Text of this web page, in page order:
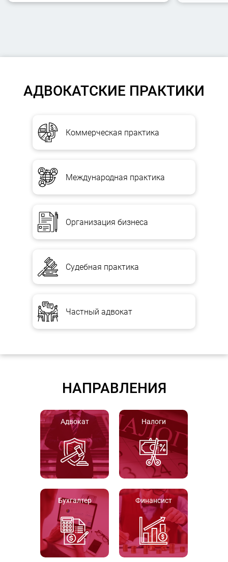
АДВОКАТСКИЕ ПРАКТИКИ
Коммерческая практика
Международная практика
Организация бизнеса
Судебная практика
Частный адвокат
НАПРАВЛЕНИЯ
Адвокат Налоги
Бухгалтер Финансист